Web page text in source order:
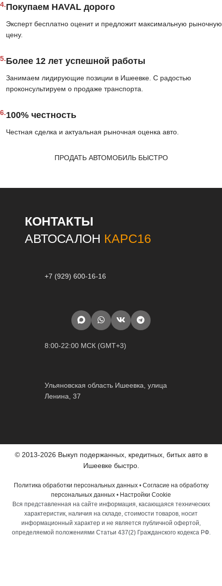
4.Покупаем HAVAL дорого
Эксперт бесплатно оценит и предложит максимальную рыночную
цену.
5.Более 12 лет успешной работы
Занимаем лидирующие позиции в Ишеевке. С радостью
проконсультируем о продаже транспорта.
6.100% честность
Честная сделка и актуальная рыночная оценка авто.
ПРОДАТЬ АВТОМОБИЛЬ БЫСТРО
КОНТАКТЫ
АВТОСАЛОН КАРС16
+7 (929) 600-16-16
8:00-22:00 МСК (GMT+3)
Ульяновская область Ишеевка, улица
Ленина, 37
© 2013-2026 Выкуп подержанных, кредитных, битых авто в
Ишеевке быстро.
Политика обработки персональных данных• Согласие на обработку
персональных данных • Настройки Cookie
Вся представленная на сайте информация, касающаяся технических
характеристик, наличия на складе, стоимости товаров, носит
информационный характер и не является публичной офертой,
определяемой положениями Статьи 437(2) Гражданского кодекса РФ.